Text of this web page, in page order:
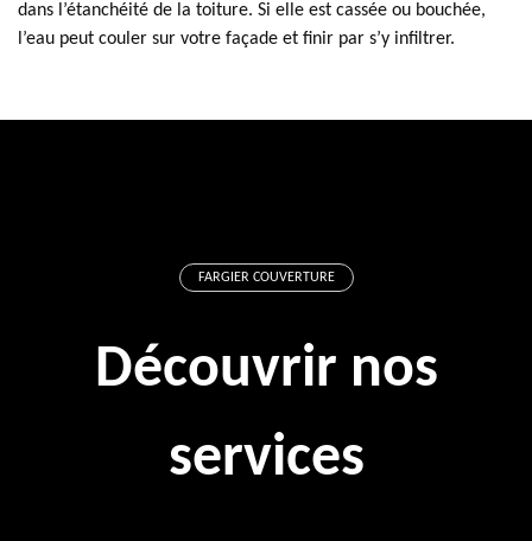
dans l’étanchéité de la toiture. Si elle est cassée ou bouchée,
l’eau peut couler sur votre façade et finir par s’y infiltrer.
FARGIER COUVERTURE
Découvrir nos
services